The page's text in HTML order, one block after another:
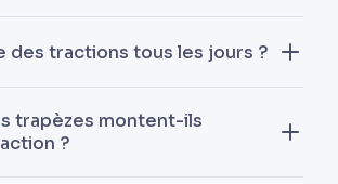
avec un élastique plus
biceps et est mécaniquement
Idéale pour construire la force
pronation (paumes vers l’avant,
difficile mais plus fonctionnelle.
supination jusqu’à 8-10
des tractions tous les jours ?
oui, c’est le principe du
Des séances à l’échec
trapèzes montent-ils
?